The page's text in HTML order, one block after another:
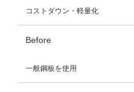
コストダウン・軽量化
Before
一般鋼板を使用